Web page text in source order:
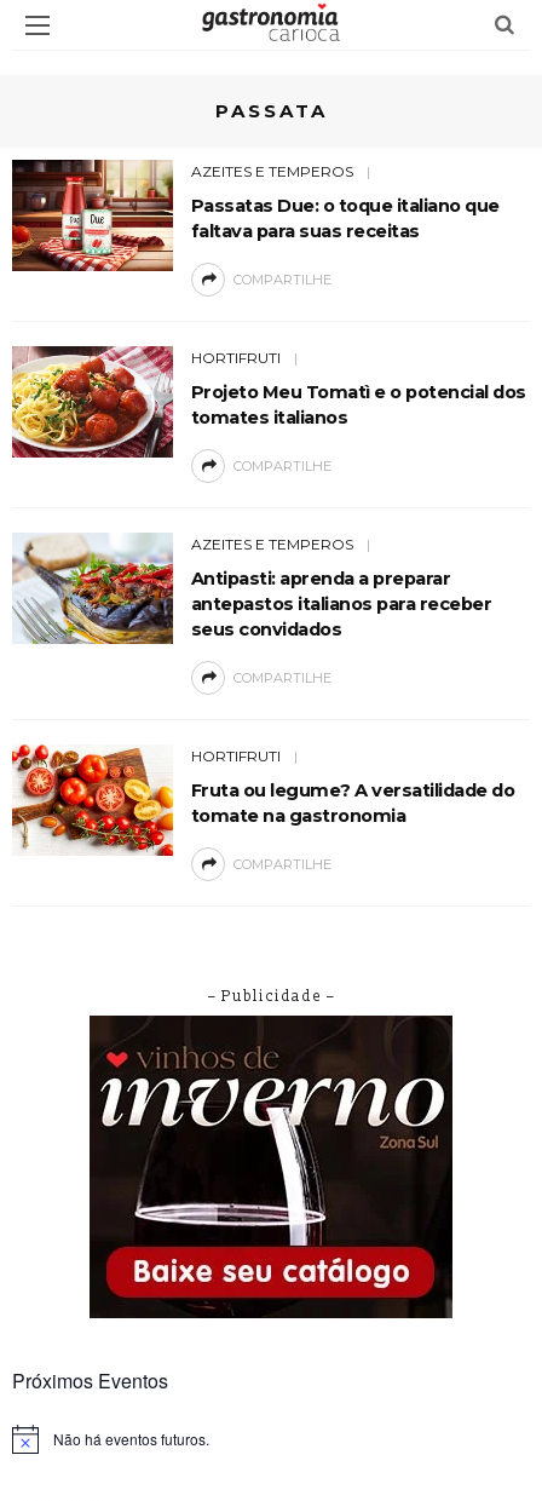
PASSATA
AZEITES E TEMPEROS
Passatas Due: o toque italiano que
faltava para suas receitas
COMPARTILHE
HORTIFRUTI
Projeto Meu Tomatì e o potencial dos
tomates italianos
COMPARTILHE
AZEITES E TEMPEROS
Antipasti: aprenda a preparar
antepastos italianos para receber
seus convidados
COMPARTILHE
HORTIFRUTI
Fruta ou legume? A versatilidade do
tomate na gastronomia
COMPARTILHE
– Publicidade –
Próximos Eventos
Notice Não há eventos futuros.